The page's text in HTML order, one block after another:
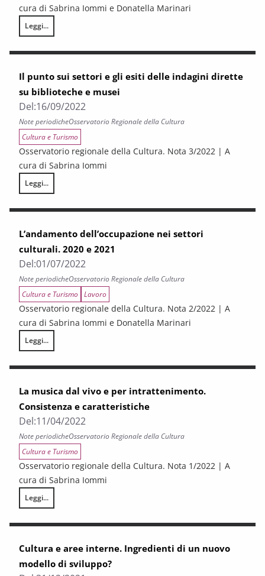
cura di Sabrina Iommi e Donatella Marinari
Leggi...
Verso il conto satellite della cultura per la Toscana
Il punto sui settori e gli esiti delle indagini dirette
su biblioteche e musei
Del:16/09/2022
Note periodicheOsservatorio Regionale della Cultura
Cultura e Turismo
Osservatorio regionale della Cultura. Nota 3/2022 | A
cura di Sabrina Iommi
Leggi...
Il punto sui settori e gli esiti delle indagini dirette su biblioteche e
L’andamento dell’occupazione nei settori
culturali. 2020 e 2021
Del:01/07/2022
Note periodicheOsservatorio Regionale della Cultura
Cultura e Turismo Lavoro
Osservatorio regionale della Cultura. Nota 2/2022 | A
cura di Sabrina Iommi e Donatella Marinari
Leggi...
L’andamento dell’occupazione nei settori culturali. 2020 e 2021
La musica dal vivo e per intrattenimento.
Consistenza e caratteristiche
Del:11/04/2022
Note periodicheOsservatorio Regionale della Cultura
Cultura e Turismo
Osservatorio regionale della Cultura. Nota 1/2022 | A
cura di Sabrina Iommi
Leggi...
La musica dal vivo e per intrattenimento. Consistenza e caratteristiche
Cultura e aree interne. Ingredienti di un nuovo
modello di sviluppo?